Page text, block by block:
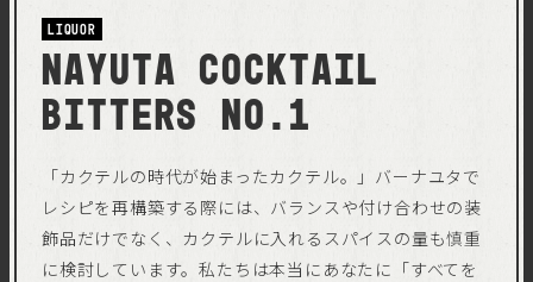
Liquor
Nayuta Cocktail
Bitters No.1
「カクテルの時代が始まったカクテル。」バーナユタで
レシピを再構築する際には、バランスや付け合わせの装
飾品だけでなく、カクテルに入れるスパイスの量も慎重
に検討しています。私たちは本当にあなたに「すべてを